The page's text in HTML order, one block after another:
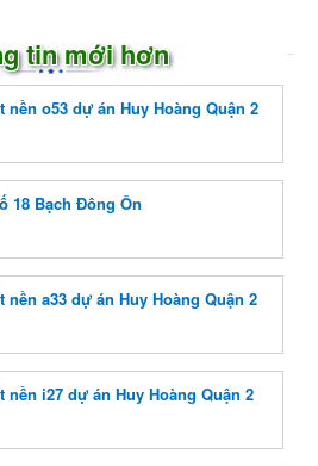
tin mới hơn
nền o53 dự án Huy Hoàng Quận 2
18 Bạch Đông Ôn
nền a33 dự án Huy Hoàng Quận 2
nền i27 dự án Huy Hoàng Quận 2